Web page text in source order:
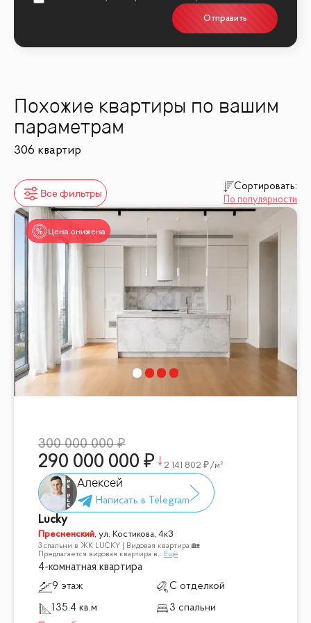
Отправить
Похожие квартиры по вашим
параметрам
306 квартир
Все фильтры
Сортировать:
По популярности
Цена снижена
300 000 000
290 000 000 2 141 802 /м²
Алексей
Lucky
Пресненский, ул. Костикова, 4к3
3 спальни в ЖК LUCKY | Видовая квартира 🏡
Предлагается видовая квартира в... Ещё
4-комнатная квартира
9 этаж
С отделкой
135.4 кв.м
3 спальни